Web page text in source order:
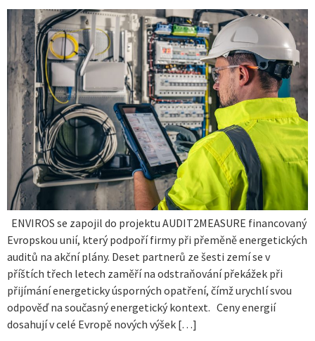
ENVIROS se zapojil do projektu AUDIT2MEASURE financovaný
Evropskou unií, který podpoří firmy při přeměně energetických
auditů na akční plány. Deset partnerů ze šesti zemí se v
příštích třech letech zaměří na odstraňování překážek při
přijímání energeticky úsporných opatření, čímž urychlí svou
odpověď na současný energetický kontext. Ceny energií
dosahují v celé Evropě nových výšek […]